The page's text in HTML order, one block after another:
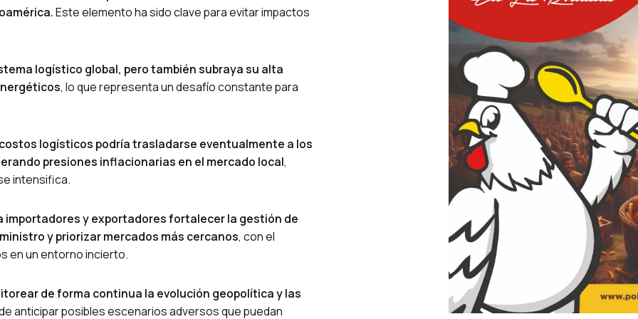
Este elemento ha sido clave para evitar impactos
logístico global, pero también subraya su alta
, lo que representa un desafío constante para
logísticos podría trasladarse eventualmente a los
presiones inflacionarias en el mercado local,
intensifica.
importadores y exportadores fortalecer la gestión de
y priorizar mercados más cercanos, con el
en un entorno incierto.
de forma continua la evolución geopolítica y las
anticipar posibles escenarios adversos que puedan